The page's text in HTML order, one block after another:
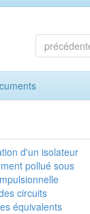
d'un isolateur
pollué sous
circuits
équivalents